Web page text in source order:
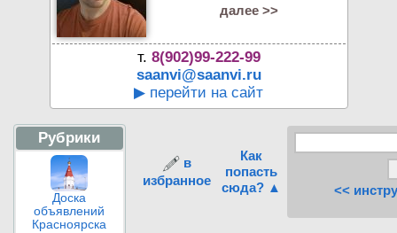
далее >>
т. 8(902)99-222-99
saanvi@saanvi.ru
▶ перейти на сайт
Рубрики
Доска
объявлений
Красноярска
в
избранное
Как
попасть
сюда? ▲
<<